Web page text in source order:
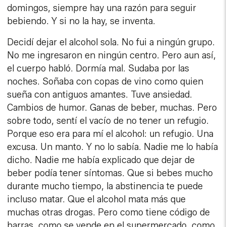
domingos, siempre hay una razón para seguir
bebiendo. Y si no la hay, se inventa.
Decidí dejar el alcohol sola. No fui a ningún grupo.
No me ingresaron en ningún centro. Pero aun así,
el cuerpo habló. Dormía mal. Sudaba por las
noches. Soñaba con copas de vino como quien
sueña con antiguos amantes. Tuve ansiedad.
Cambios de humor. Ganas de beber, muchas. Pero
sobre todo, sentí el vacío de no tener un refugio.
Porque eso era para mí el alcohol: un refugio. Una
excusa. Un manto. Y no lo sabía. Nadie me lo había
dicho. Nadie me había explicado que dejar de
beber podía tener síntomas. Que si bebes mucho
durante mucho tiempo, la abstinencia te puede
incluso matar. Que el alcohol mata más que
muchas otras drogas. Pero como tiene código de